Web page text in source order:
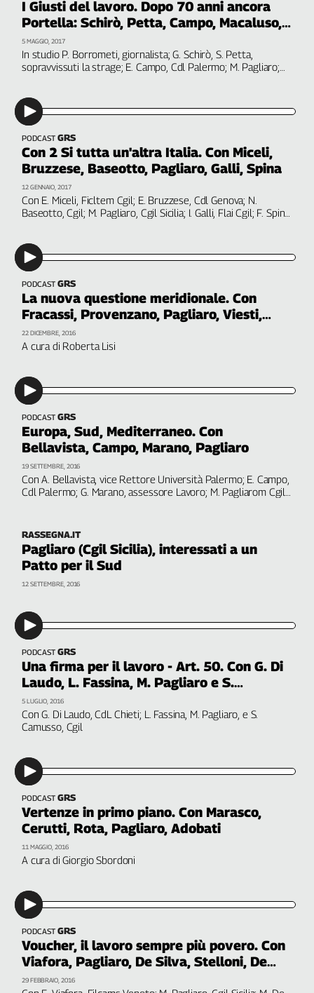
settimana
Girasoli
Linea
Economica
Tech
Easy
Inserti
Idea
InFlai
Le
trasmissioni
Work
L'Italia
nel
Territori
Abruzzo-
Molise
Alto
Basilicata
Calabria
Campania
Emilia-
Friuli
Venezia
Lazio
Liguria
Lombardia
Marche
Puglia
Sardegna
Toscana
Trentino
Umbria
Valle
Veneto
Archivio
Storico
1955-
2014
I Giusti del lavoro. Dopo 70 anni ancora
Portella: Schirò, Petta, Campo, Macaluso,
Bindi, Camusso
In studio P. Borrometi, giornalista; G. Schirò, S. Petta,
sopravvissuti la strage; E. Campo, Cdl Palermo; M. Pagliaro;
Camusso, Cgil
5 MAGGIO, 2017
PODCAST GRS
Con 2 Si tutta un'altra Italia. Con Miceli,
Bruzzese, Baseotto, Pagliaro, Galli, Spina
Con E. Miceli, Ficltem Cgil; E. Bruzzese, Cdl Genova; N.
Baseotto, Cgil; M. Pagliaro, Cgil Sicilia; I. Galli, Flai Cgil; F. Spina,
12 GENNAIO, 2017
PODCAST GRS
La nuova questione meridionale. Con
Fracassi, Provenzano, Pagliaro, Viesti,
Schiavella, Gesmundo
A cura di Roberta Lisi
22 DICEMBRE, 2016
PODCAST GRS
Europa, Sud, Mediterraneo. Con
Bellavista, Campo, Marano, Pagliaro
Con A. Bellavista, vice Rettore Università Palermo; E. Campo,
Cdl Palermo; G. Marano, assessore Lavoro; M. Pagliarom Cgil
19 SETTEMBRE, 2016
RASSEGNA.IT
Pagliaro (Cgil Sicilia), interessati a un
Patto per il Sud
12 SETTEMBRE, 2016
PODCAST GRS
Una firma per il lavoro - Art. 50. Con G. Di
Laudo, L. Fassina, M. Pagliaro e S.
Camusso
Con G. Di Laudo, CdL Chieti; L. Fassina, M. Pagliaro, e S.
Camusso, Cgil
5 LUGLIO, 2016
PODCAST GRS
Vertenze in primo piano. Con Marasco,
Cerutti, Rota, Pagliaro, Adobati
A cura di Giorgio Sbordoni
11 MAGGIO, 2016
PODCAST GRS
Voucher, il lavoro sempre più povero. Con
Viafora, Pagliaro, De Silva, Stelloni, De
Angelis
29 FEBBRAIO, 2016